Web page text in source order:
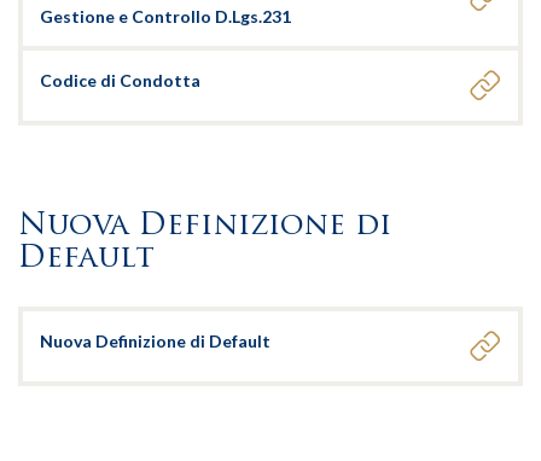
Gestione e Controllo D.Lgs.231
Codice di Condotta
Nuova Definizione di
Default
Nuova Definizione di Default